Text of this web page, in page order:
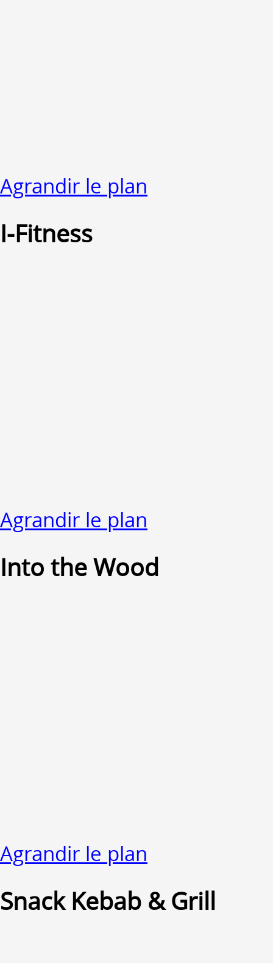
Agrandir le plan
I-Fitness
Agrandir le plan
Into the Wood
Agrandir le plan
Snack Kebab & Grill